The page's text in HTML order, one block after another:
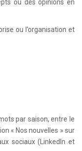
ou des opinions en
ou l’organisation et
par saison, entre le
« Nos nouvelles » sur
sociaux (LinkedIn et